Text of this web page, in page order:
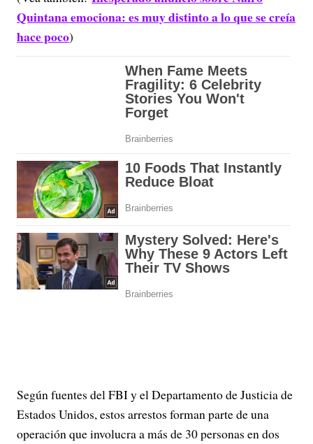
Quintana emociona: es muy distinto a lo que se creía
hace poco)
Según fuentes del FBI y el Departamento de Justicia de
Estados Unidos, estos arrestos forman parte de una
operación que involucra a más de 30 personas en dos